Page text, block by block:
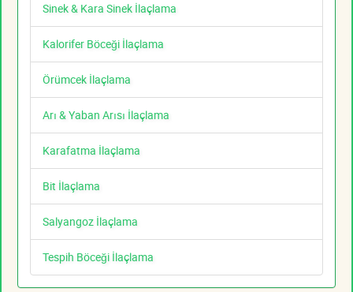
Sinek & Kara Sinek İlaçlama
Kalorifer Böceği İlaçlama
Örümcek İlaçlama
Arı & Yaban Arısı İlaçlama
Karafatma İlaçlama
Bit İlaçlama
Salyangoz İlaçlama
Tespih Böceği İlaçlama